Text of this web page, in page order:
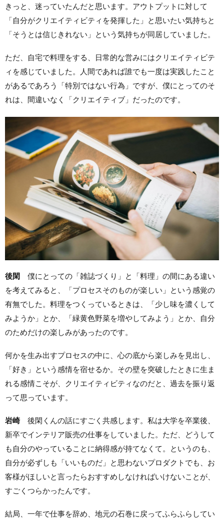
きっと、迷っていたんだと思います。アウトプットに対して
「自分がクリエイティビティを発揮した」と思いたい気持ちと
「そうとは信じきれない」という気持ちが同居していました。
ただ、自宅で料理をする、日常的な営みにはクリエイティビテ
ィを感じていました。人間であれば誰でも一度は実践したこと
があるであろう「特別ではない行為」ですが、僕にとってのそ
れは、間違いなく「クリエイティブ」だったのです。
後閑 僕にとっての「雑誌づくり」と「料理」の間にある違い
を考えてみると、「プロセスそのものが楽しい」という感覚の
有無でした。料理をつくっているときは、「少し味を濃くして
みようか」とか、「緑黄色野菜を増やしてみよう」とか、自分
のためだけの楽しみがあったのです。
何かを生み出すプロセスの中に、心の底から楽しみを見出し、
「好き」という感情を宿せるか。その壁を突破したときに生ま
れる感情こそが、クリエイティビティなのだと、過去を振り返
って思っています。
岩崎 後閑くんの話にすごく共感します。私は大学を卒業後、
新卒でインテリア販売の仕事をしていました。ただ、どうして
も自分のやっていることに納得感が持てなくて。というのも、
自分が必ずしも「いいものだ」と思わないプロダクトでも、お
客様がほしいと言ったらおすすめしなければいけないことが、
すごくつらかったんです。
結局、一年で仕事を辞め、地元の石巻に戻ってふらふらしてい